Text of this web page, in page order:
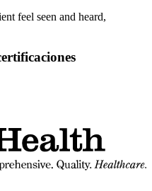
feel seen and heard,